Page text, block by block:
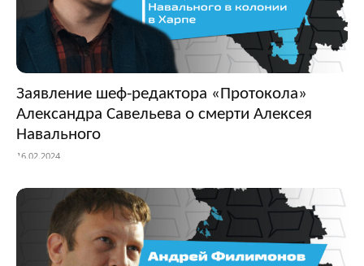
Заявление шеф-редактора «Протокола»
Александра Савельева о смерти Алексея
Навального
16.02.2024